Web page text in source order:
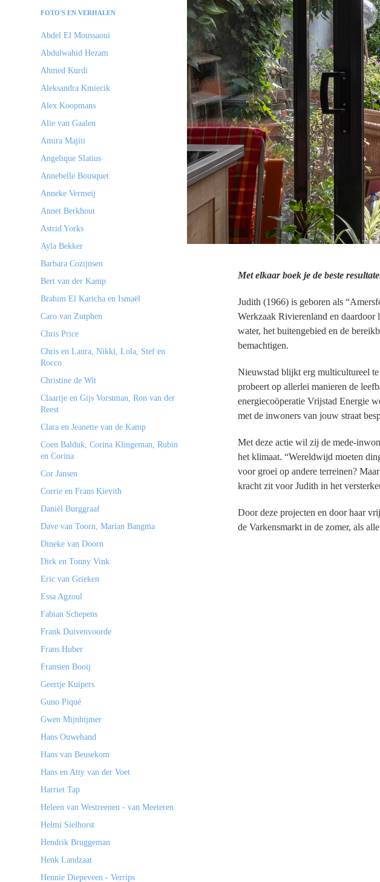
FOTO'S EN VERHALEN
Abdel El Moussaoui
Abdulwahid Hezam
Ahmed Kurdi
Aleksandra Kmiecik
Alex Koopmans
Alie van Gaalen
Amira Majiti
Angelique Slatius
Annebelle Bousquet
Anneke Vermeij
Annet Berkhout
Astrid Yorks
Ayla Bekker
Barbara Cozijnsen
Bert van der Kamp
Brahim El Karicha en Ismaël
Caro van Zutphen
Chris Price
Chris en Laura, Nikki, Lola, Stef en
Rocco
Christine de Wit
Claartje en Gijs Vorstman, Ron van der
Reest
Clara en Jeanette van de Kamp
Coen Balduk, Corina Klingeman, Rubin
en Corina
Cor Jansen
Corrie en Frans Kievith
Daniël Burggraaf
Dave van Toorn, Marian Bangma
Dineke van Doorn
Dirk en Tonny Vink
Eric van Grieken
Essa Agzoul
Fabian Schepens
Frank Duivenvoorde
Frans Huber
Fransien Booij
Geertje Kuipers
Guno Piqué
Gwen Mijnhijmer
Hans Ouwehand
Hans van Beusekom
Hans en Atty van der Voet
Harriet Tap
Heleen van Westreenen - van Meeteren
Helmi Sielhorst
Hendrik Bruggeman
Henk Landzaat
Hennie Diepeveen - Verrips
Met elkaar boek je de beste
Judith (1966) is geboren als
Werkzaak Rivierenland en daardoor
water, het buitengebied en de
bemachtigen.
Nieuwstad blijkt erg multicultureel
probeert op allerlei manieren de
energiecoöperatie Vrijstad Energie
met de inwoners van jouw straat
Met deze actie wil zij de mede-
het klimaat. “Wereldwijd moeten
voor groei op andere terreinen?
kracht zit voor Judith in het
Door deze projecten en door haar
de Varkensmarkt in de zomer, als